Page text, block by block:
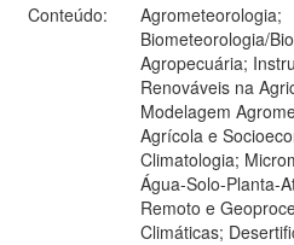
Conteúdo:
Agrometeorologia;
Biometeorologia/
Agropecuária;
Renováveis na
Modelagem
Agrícola e
Climatologia;
Água-Solo-Planta-
Remoto e
Climáticas;